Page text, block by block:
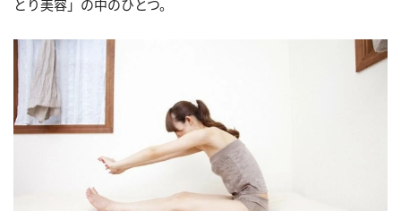
とり美容」の中のひとつ。